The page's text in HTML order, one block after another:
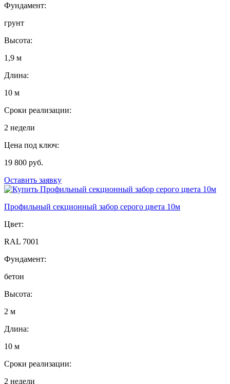
Фундамент:
грунт
Высота:
1,9 м
Длина:
10 м
Сроки реализации:
2 недели
Цена под ключ:
19 800 руб.
Оставить заявку
Профильный секционный забор серого цвета 10м
Цвет:
RAL 7001
Фундамент:
бетон
Высота:
2 м
Длина:
10 м
Сроки реализации:
2 недели